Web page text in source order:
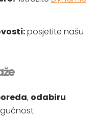
posjetite našu
, odabiru